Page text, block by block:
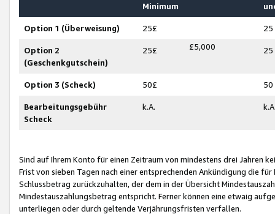
Minimum
Option 1 (Überweisung) 25£ 25
Option 2
(Geschenkgutschein)
25£ £5,000 25
Option 3 (Scheck) 50£ 50
Bearbeitungsgebühr
Scheck
k.A.
Sind auf Ihrem Konto für einen Zeitraum von mindestens drei Jahren
Frist von sieben Tagen nach einer entsprechenden Ankündigung die
Schlussbetrag zurückzuhalten, der dem in der Übersicht
Mindestauszahlungsbetrag entspricht. Ferner können eine etwaig
unterliegen oder durch geltende Verjährungsfristen verfallen.